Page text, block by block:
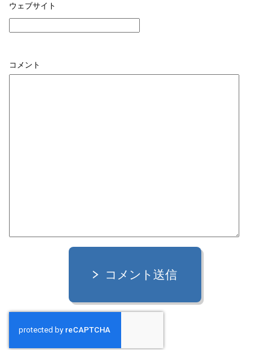
ウェブサイト
コメント
コメント送信